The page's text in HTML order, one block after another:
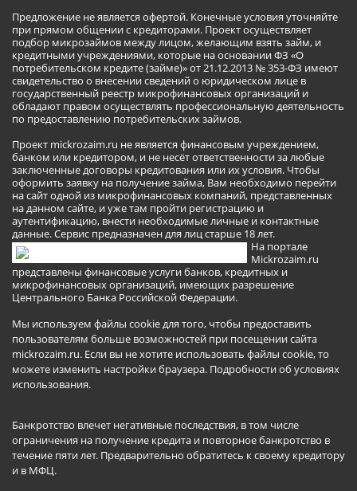
Предложение не является офертой. Конечные условия уточняйте
при прямом общении с кредиторами. Проект осуществляет
подбор микрозаймов между лицом, желающим взять займ, и
кредитными учреждениями, которые на основании ФЗ «О
потребительском кредите (займе)» от 21.12.2013 № 353-ФЗ имеют
свидетельство о внесении сведений о юридическом лице в
государственный реестр микрофинансовых организаций и
обладают правом осуществлять профессиональную деятельность
по предоставлению потребительских займов.
Проект mickrozaim.ru не является финансовым учреждением,
банком или кредитором, и не несёт ответственности за любые
заключенные договоры кредитования или их условия. Чтобы
оформить заявку на получение займа, Вам необходимо перейти
на сайт одной из микрофинансовых компаний, представленных
на данном сайте, и уже там пройти регистрацию и
аутентификацию, внести необходимые личные и контактные
данные. Сервис предназначен для лиц старше 18 лет.
На портале
Mickrozaim.ru
представлены финансовые услуги банков, кредитных и
микрофинансовых организаций, имеющих разрешение
Центрального Банка Российской Федерации.
Мы используем файлы cookie для того, чтобы предоставить
пользователям больше возможностей при посещении сайта
mickrozaim.ru. Если вы не хотите использовать файлы cookie, то
можете изменить настройки браузера. Подробности об условиях
использования.
Банкротство влечет негативные последствия, в том числе
ограничения на получение кредита и повторное банкротство в
течение пяти лет. Предварительно обратитесь к своему кредитору
и в МФЦ.